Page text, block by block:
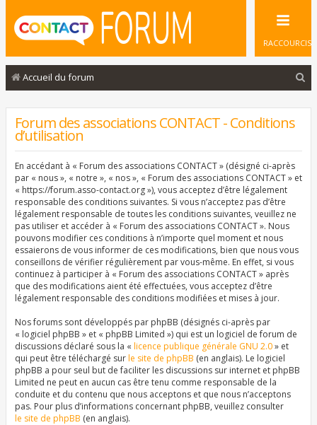
RACCOURCIS
Accueil du forum
Forum des associations CONTACT - Conditions
d’utilisation
En accédant à « Forum des associations CONTACT » (désigné ci-après
par « nous », « notre », « nos », « Forum des associations CONTACT » et
« https://forum.asso-contact.org »), vous acceptez d’être légalement
responsable des conditions suivantes. Si vous n’acceptez pas d’être
légalement responsable de toutes les conditions suivantes, veuillez ne
pas utiliser et accéder à « Forum des associations CONTACT ». Nous
pouvons modifier ces conditions à n’importe quel moment et nous
essaierons de vous informer de ces modifications, bien que nous vous
conseillons de vérifier régulièrement par vous-même. En effet, si vous
continuez à participer à « Forum des associations CONTACT » après
que des modifications aient été effectuées, vous acceptez d’être
légalement responsable des conditions modifiées et mises à jour.
Nos forums sont développés par phpBB (désignés ci-après par
« logiciel phpBB » et « phpBB Limited ») qui est un logiciel de forum de
discussions déclaré sous la « licence publique générale GNU 2.0» et
qui peut être téléchargé surle site de phpBB (en anglais). Le logiciel
phpBB a pour seul but de faciliter les discussions sur internet et phpBB
Limited ne peut en aucun cas être tenu comme responsable de la
conduite et du contenu que nous acceptons et que nous n’acceptons
pas. Pour plus d’informations concernant phpBB, veuillez consulter
le site de phpBB (en anglais).